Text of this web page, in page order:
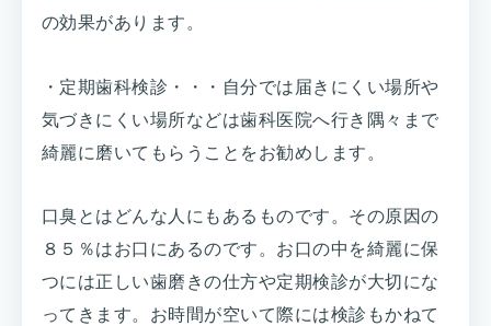
の効果があります。
・定期歯科検診・・・自分では届きにくい場所や
気づきにくい場所などは歯科医院へ行き隅々まで
綺麗に磨いてもらうことをお勧めします。
口臭とはどんな人にもあるものです。その原因の
８５％はお口にあるのです。お口の中を綺麗に保
つには正しい歯磨きの仕方や定期検診が大切にな
ってきます。お時間が空いて際には検診もかねて